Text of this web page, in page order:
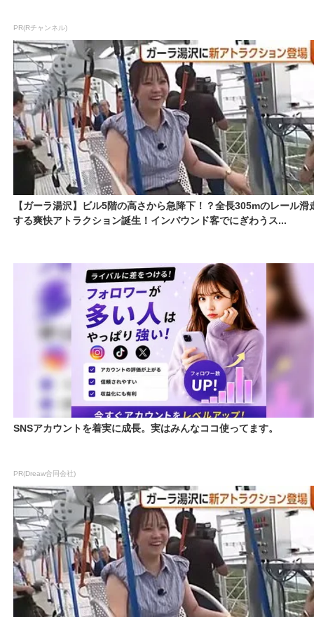
PR(Rチャンネル)
【ガーラ湯沢】ビル5階の高さから急降下！？全長305mのレール滑
する爽快アトラクション誕生！インバウンド客でにぎわうス...
SNSアカウントを着実に成長。実はみんなココ使ってます。
PR(Dreaw合同会社)